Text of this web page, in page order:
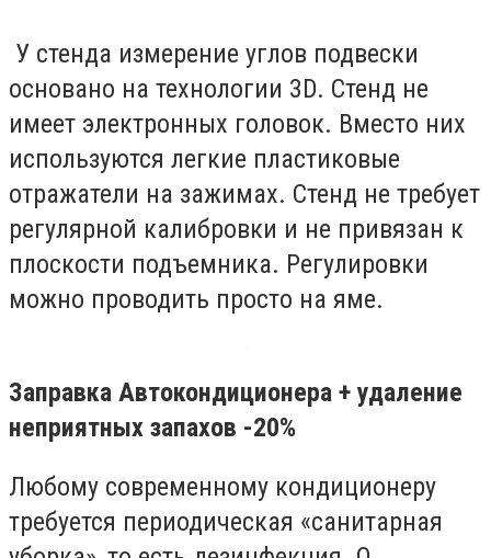
У стенда измерение углов подвески
основано на технологии 3D. Стенд не
имеет электронных головок. Вместо них
используются легкие пластиковые
отражатели на зажимах. Стенд не требует
регулярной калибровки и не привязан к
плоскости подъемника. Регулировки
можно проводить просто на яме.
Заправка Автокондиционера + удаление
неприятных запахов -20%
Любому современному кондиционеру
требуется периодическая «санитарная